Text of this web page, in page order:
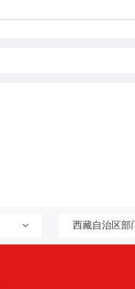
西藏自治区部